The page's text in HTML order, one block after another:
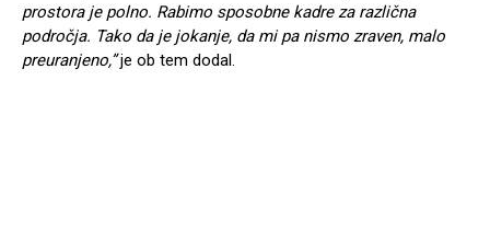
prostora je polno. Rabimo sposobne kadre za različna
področja. Tako da je jokanje, da mi pa nismo zraven, malo
preuranjeno,”je ob tem dodal.